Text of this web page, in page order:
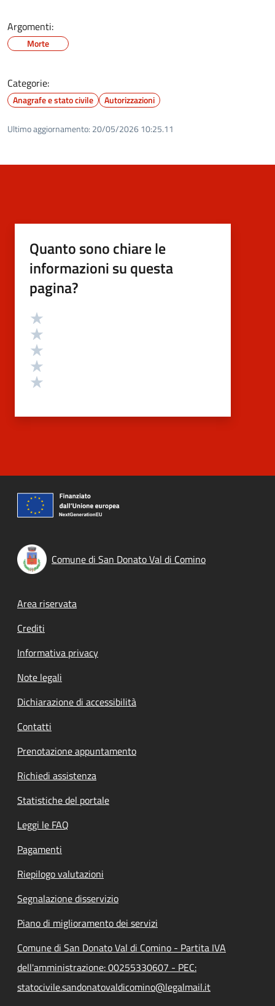
Argomenti:
Morte
Categorie:
Anagrafe e stato civile Autorizzazioni
Ultimo aggiornamento: 20/05/2026 10:25.11
Quanto sono chiare le
informazioni su questa
pagina?
Valutazione
Comune di San Donato Val di Comino
Footer menu
Area riservata
Crediti
Informativa privacy
Note legali
Dichiarazione di accessibilità
Contatti
Prenotazione appuntamento
Richiedi assistenza
Statistiche del portale
Leggi le FAQ
Pagamenti
Riepilogo valutazioni
Segnalazione disservizio
Piano di miglioramento dei servizi
Comune di San Donato Val di Comino - Partita IVA
dell'amministrazione: 00255330607 - PEC:
statocivile.sandonatovaldicomino@legalmail.it